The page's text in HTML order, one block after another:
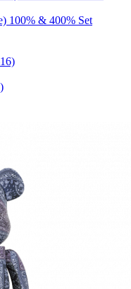
100% & 400% Set